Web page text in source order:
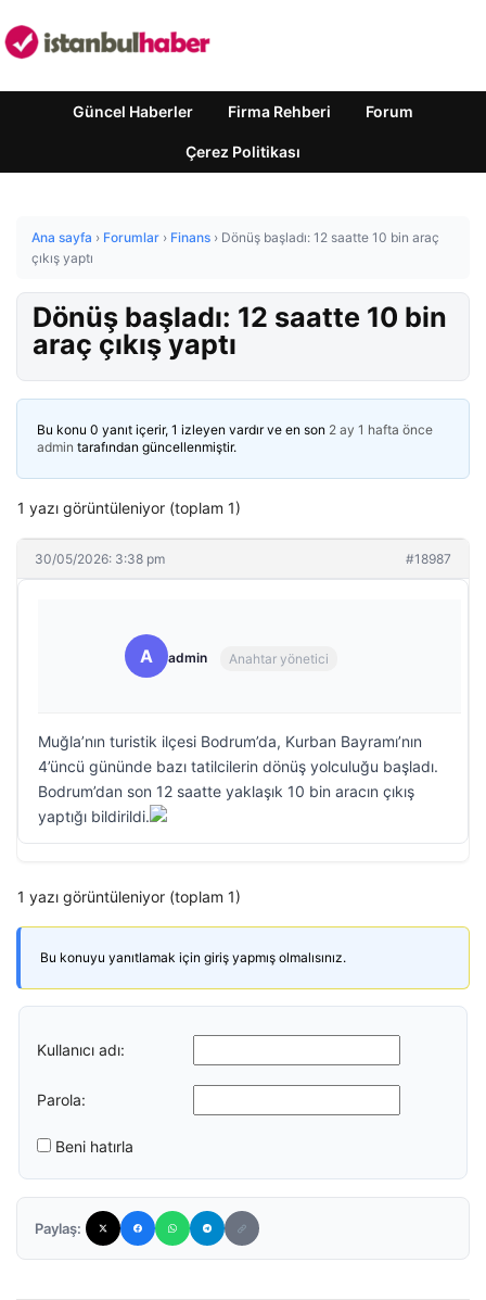
Güncel Haberler Firma Rehberi Forum
Çerez Politikası
Ana sayfa › Forumlar › Finans › Dönüş başladı: 12 saatte 10 bin araç
çıkış yaptı
Dönüş başladı: 12 saatte 10 bin
araç çıkış yaptı
Bu konu 0 yanıt içerir, 1 izleyen vardır ve en son 2 ay 1 hafta önce
admin tarafından güncellenmiştir.
1 yazı görüntüleniyor (toplam 1)
30/05/2026: 3:38 pm #18987
A admin Anahtar yönetici
Muğla’nın turistik ilçesi Bodrum’da, Kurban Bayramı’nın
4’üncü gününde bazı tatilcilerin dönüş yolculuğu başladı.
Bodrum’dan son 12 saatte yaklaşık 10 bin aracın çıkış
yaptığı bildirildi.
1 yazı görüntüleniyor (toplam 1)
Bu konuyu yanıtlamak için giriş yapmış olmalısınız.
Kullanıcı adı:
Parola:
Beni hatırla
Paylaş: